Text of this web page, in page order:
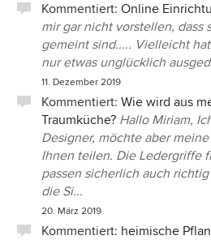
Kommentiert: Online
mir gar nicht vorstellen, dass
gemeint sind..... Vielleicht
nur etwas unglücklich
11. Dezember 2019
Kommentiert: Wie wird aus
Traumküche? Hallo Miriam,
Designer, möchte aber
Ihnen teilen. Die Ledergriffe
passen sicherlich auch
die Si...
20. März 2019
Kommentiert: heimische